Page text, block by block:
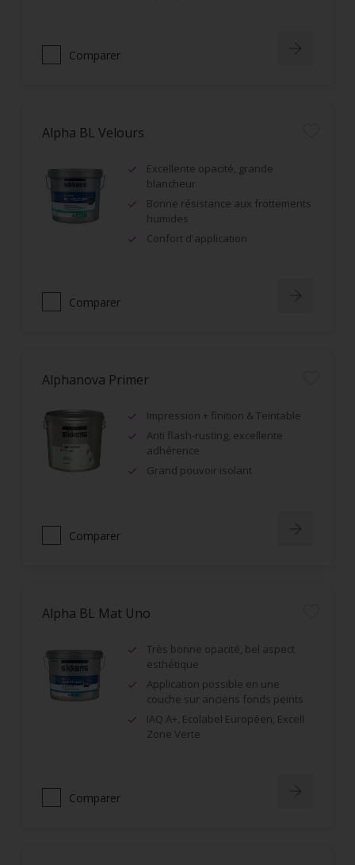
Comparer
Alpha BL Velours
Excellente opacité, grande
blancheur
Bonne résistance aux frottements
humides
Confort d'application
Comparer
Alphanova Primer
Impression + finition & Teintable
Anti flash-rusting, excellente
adhérence
Grand pouvoir isolant
Comparer
Alpha BL Mat Uno
Très bonne opacité, bel aspect
esthétique
Application possible en une
couche sur anciens fonds peints
IAQ A+, Ecolabel Européen, Excell
Zone Verte
Comparer